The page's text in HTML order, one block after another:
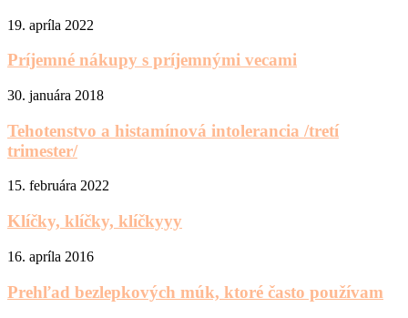
19. apríla 2022
Príjemné nákupy s príjemnými vecami
30. januára 2018
Tehotenstvo a histamínová intolerancia /tretí
trimester/
15. februára 2022
Klíčky, klíčky, klíčkyyy
16. apríla 2016
Prehľad bezlepkových múk, ktoré často používam